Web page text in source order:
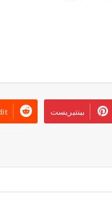
بينتيريست